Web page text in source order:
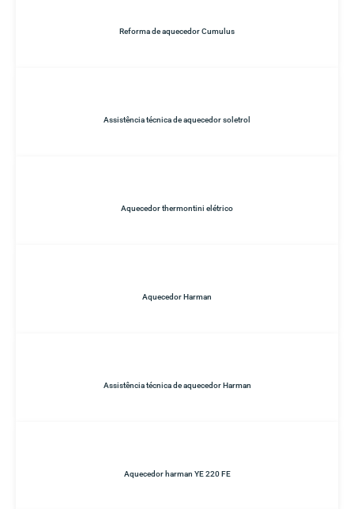
Reforma de aquecedor Cumulus
Assistência técnica de aquecedor soletrol
Aquecedor thermontini elétrico
Aquecedor Harman
Assistência técnica de aquecedor Harman
Aquecedor harman YE 220 FE